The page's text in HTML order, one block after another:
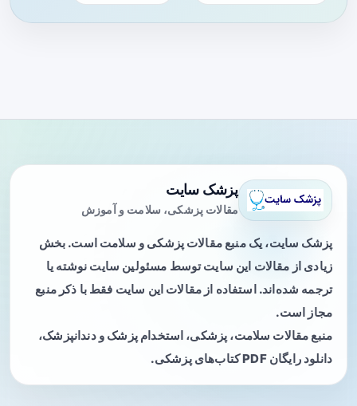
پزشک سایت
مقالات پزشکی، سلامت و آموزش
پزشک سایت، یک منبع مقالات پزشکی و سلامت است. بخش
زیادی از مقالات این سایت توسط مسئولین سایت نوشته یا
ترجمه شده‌اند. استفاده از مقالات این سایت فقط با ذکر منبع
مجاز است.
منبع مقالات سلامت، پزشکی، استخدام پزشک و دندانپزشک،
دانلود رایگان PDF کتاب‌های پزشکی.